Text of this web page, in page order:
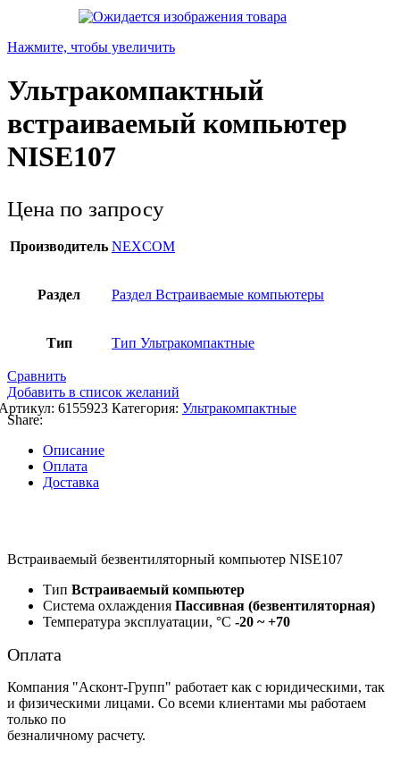
Нажмите, чтобы увеличить
Ультракомпактный
встраиваемый компьютер
NISE107
Цена по запросу
Производитель NEXCOM
Раздел Раздел Встраиваемые компьютеры
Тип Тип Ультракомпактные
Сравнить
Добавить в список желаний
6155923 Категория: Ультракомпактные
Share:
Описание
Оплата
Доставка
Встраиваемый безвентиляторный компьютер NISE107
Тип Встраиваемый компьютер
Система охлаждения Пассивная (безвентиляторная)
Температура эксплуатации, °C -20 ~ +70
Оплата
Компания "Асконт-Групп" работает как с юридическими, так
и физическими лицами. Со всеми клиентами мы работаем
только по
безналичному расчету.